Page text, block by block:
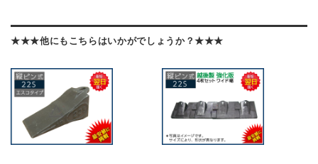
★★★他にもこちらはいかがでしょうか？★★★